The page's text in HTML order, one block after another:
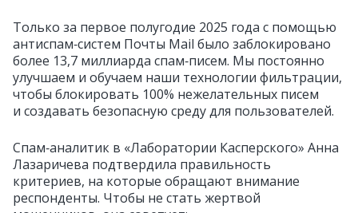
Только за первое полугодие 2025 года с помощью
антиспам‑систем Почты Mail было заблокировано
более 13,7 миллиарда спам‑писем. Мы постоянно
улучшаем и обучаем наши технологии фильтрации,
чтобы блокировать 100% нежелательных писем
и создавать безопасную среду для пользователей.
Спам‑аналитик в «Лаборатории Касперского» Анна
Лазаричева подтвердила правильность
критериев, на которые обращают внимание
респонденты. Чтобы не стать жертвой